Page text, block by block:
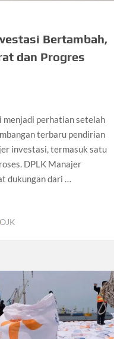
Bertambah,
dan Progres
perhatian setelah
terbaru pendirian
investasi, termasuk satu
DPLK Manajer
dukungan dari …
OJK